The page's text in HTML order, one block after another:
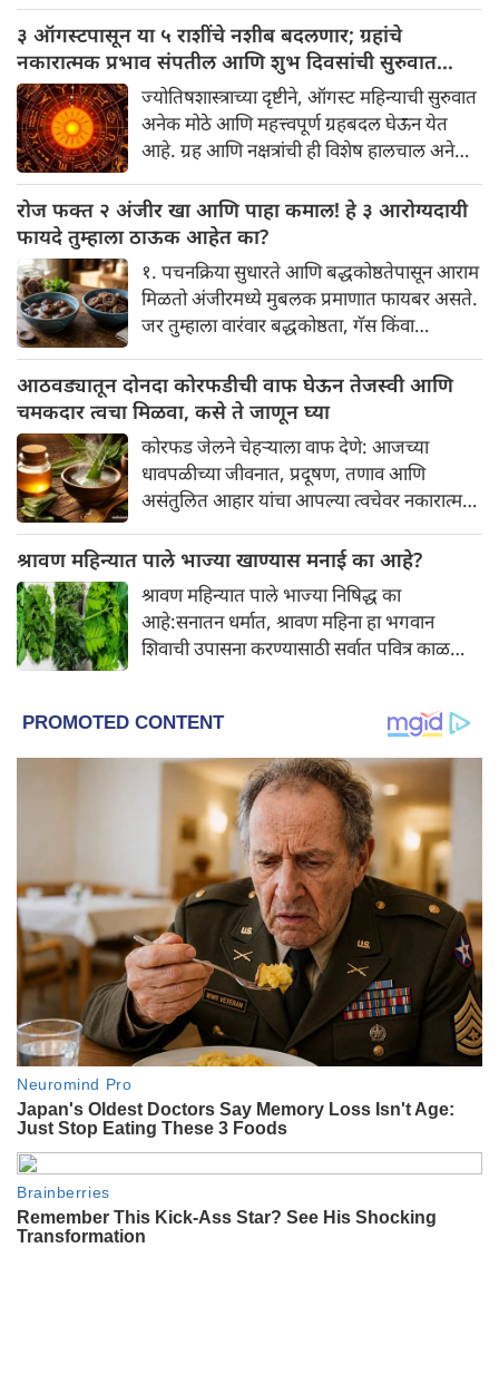
विचार केला आहे का की यामागे काय रहस्य आहे
आणि प्रत्येक टाळीचा अर्थ काय आहे? हा केवळ एक
विधी नाही, तर यामागे खोलवर रुजलेल्या पौराणिक
श्रद्धा, आध्यात्मिक अर्थ आणि काही वैज्ञानिक
तर्कदेखील आहेत. चला, या अनोख्या परंपरेमागील
अर्थ सविस्तरपणे समजून घेऊया.
३ ऑगस्टपासून या ५ राशींचे नशीब बदलणार; ग्रहांचे
नकारात्मक प्रभाव संपतील आणि शुभ दिवसांची सुरुवात
होईल
ज्योतिषशास्त्राच्या दृष्टीने, ऑगस्ट महिन्याची सुरुवात
अनेक मोठे आणि महत्त्वपूर्ण ग्रहबदल घेऊन येत
आहे. ग्रह आणि नक्षत्रांची ही विशेष हालचाल अनेक
आहे. विशेषतः ३ ऑगस्ट रोजी एक अत्यंत दुर्मिळ
आणि फलदायी ग्रहस्थिती (संयोग) तयार होत आहे.
या दिवशी तयार होणारे शुभ योग, ग्रहांची स्थिती
आणि या गोचरमुळे ज्यांचे नशीब उजळणार आहे
अशा भाग्यवान राशींबद्दल आपण जाणून घेऊया!
रोज फक्त २ अंजीर खा आणि पाहा कमाल! हे ३ आरोग्यदायी
फायदे तुम्हाला ठाऊक आहेत का?
१. पचनक्रिया सुधारते आणि बद्धकोष्ठतेपासून आराम
मिळतो अंजीरमध्ये मुबलक प्रमाणात फायबर असते.
जर तुम्हाला वारंवार बद्धकोष्ठता, गॅस किंवा
वरदान ठरू शकते. हे आतड्यांची स्वच्छता ठेवण्यास
मदत करते. पचनसंस्था मजबूत करून पोट साफ
होण्यास मदत करते.
आठवड्यातून दोनदा कोरफडीची वाफ घेऊन तेजस्वी आणि
चमकदार त्वचा मिळवा, कसे ते जाणून घ्या
कोरफड जेलने चेहऱ्याला वाफ देणे: आजच्या
धावपळीच्या जीवनात, प्रदूषण, तणाव आणि
असंतुलित आहार यांचा आपल्या त्वचेवर नकारात्मक
हळूहळू कमी होते, ज्यामुळे निस्तेजपणा, मुरुमे
आणि ब्लॅकहेड्स यांसारख्या समस्या निर्माण होतात.
श्रावण महिन्यात पाले भाज्या खाण्यास मनाई का आहे?
श्रावण महिन्यात पाले भाज्या निषिद्ध का
आहे:सनातन धर्मात, श्रावण महिना हा भगवान
शिवाची उपासना करण्यासाठी सर्वात पवित्र काळ
पालन करतात.